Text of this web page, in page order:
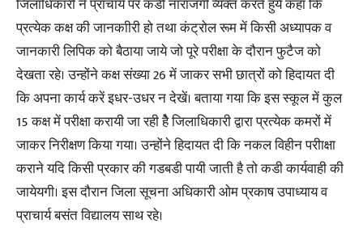
जिलाधिकारी ने प्राचार्य पर कडी नाराजगी व्यक्त करते हुये कहा कि
प्रत्येक कक्ष की जानकाीरी हो तथा कंट्रोल रूम में किसी अध्यापक व
जानकारी लिपिक को बैठाया जाये जो पूरे परीक्षा के दौरान फुटैज को
देखता रहे। उन्होंने कक्ष संख्या 26 में जाकर सभी छात्रों को हिदायत दी
कि अपना कार्य करें इधर-उधर न देखें। बताया गया कि इस स्कूल में कुल
15 कक्ष में परीक्षा करायी जा रही हेै जिलाधिकारी द्वारा प्रत्येक कमरों में
जाकर निरीक्षण किया गया। उन्होंने हिदायत दी कि नकल विहीन परीाक्षा
कराने यदि किसी प्रकार की गडबडी पायी जाती है तो कडी कार्यवाही की
जायेयगी। इस दौरान जिला सूचना अधिकारी ओम प्रकाष उपाध्याय व
प्राचार्य बसंत विद्यालय साथ रहे।